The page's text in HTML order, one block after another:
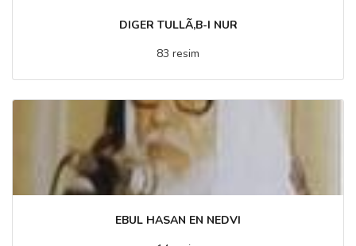
DIGER TULLÃ‚B-I NUR
83 resim
EBUL HASAN EN NEDVI